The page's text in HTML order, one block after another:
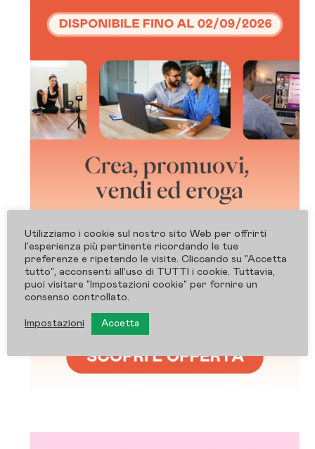
Utilizziamo i cookie sul nostro sito Web per offrirti
l'esperienza più pertinente ricordando le tue
preferenze e ripetendo le visite. Cliccando su "Accetta
tutto", acconsenti all'uso di TUTTI i cookie. Tuttavia,
puoi visitare "Impostazioni cookie" per fornire un
consenso controllato.
Impostazioni Accetta